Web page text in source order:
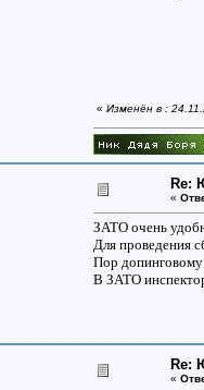
« Изменён в :
Re:
«
ЗАТО очень
Для проведения
Пор допинговому
В ЗАТО
Re:
«